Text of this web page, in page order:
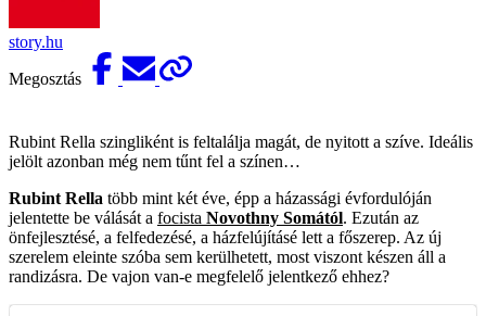
story.hu
Megosztás
Rubint Rella szingliként is feltalálja magát, de nyitott a szíve. Ideális
jelölt azonban még nem tűnt fel a színen…
Rubint Rella több mint két éve, épp a házassági évfordulóján
jelentette be válását a focista Novothny Somától. Ezután az
önfejlesztésé, a felfedezésé, a házfelújításé lett a főszerep. Az új
szerelem eleinte szóba sem kerülhetett, most viszont készen áll a
randizásra. De vajon van-e megfelelő jelentkező ehhez?